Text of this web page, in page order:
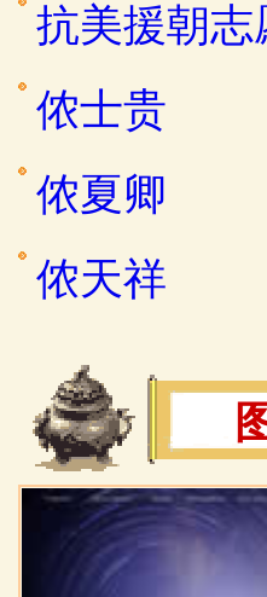
抗美援朝
侬士贵
侬夏卿
侬天祥